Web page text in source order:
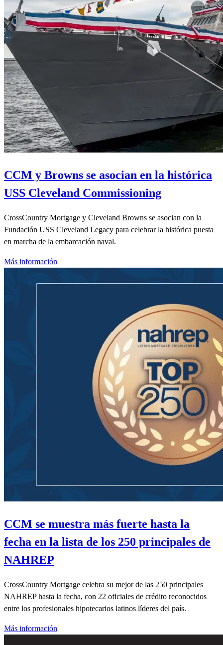
CCM y Browns se asocian en la histórica
USS Cleveland Commissioning
CrossCountry Mortgage y Cleveland Browns se asocian con la
Fundación USS Cleveland Legacy para celebrar la histórica puesta
en marcha de la embarcación naval.
Más información
CCM se muestra más fuerte hasta la
fecha en la lista de los 250 principales de
NAHREP
CrossCountry Mortgage celebra su mejor de las 250 principales
NAHREP hasta la fecha, con 22 oficiales de crédito reconocidos
entre los profesionales hipotecarios latinos líderes del país.
Más información